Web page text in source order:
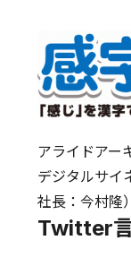
アライドアー
デジタルサイ
社長：今村隆
Twitter